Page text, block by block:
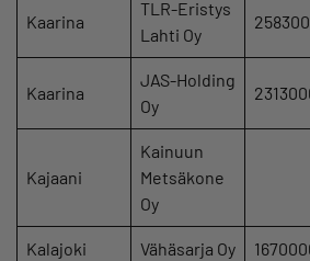
Kaarina
TLR-Eristys
Lahti Oy
Kaarina
JAS-Holding
Oy
Kajaani
Kainuun
Metsäkone
Oy
Kalajoki Vähäsarja Oy